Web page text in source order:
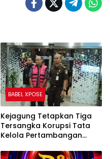
BABEL XPOSE
Kejagung Tetapkan Tiga
Tersangka Korupsi Tata
Kelola Pertambangan
Pejabat Bea Cukai